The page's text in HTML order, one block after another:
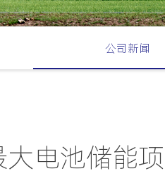
公司新闻
电池储能